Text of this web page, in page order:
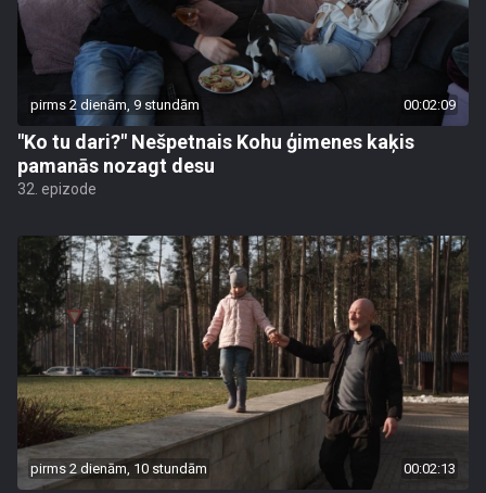
pirms 2 dienām, 9 stundām 00:02:09
"Ko tu dari?" Nešpetnais Kohu ģimenes kaķis
pamanās nozagt desu
32. epizode
pirms 2 dienām, 10 stundām 00:02:13